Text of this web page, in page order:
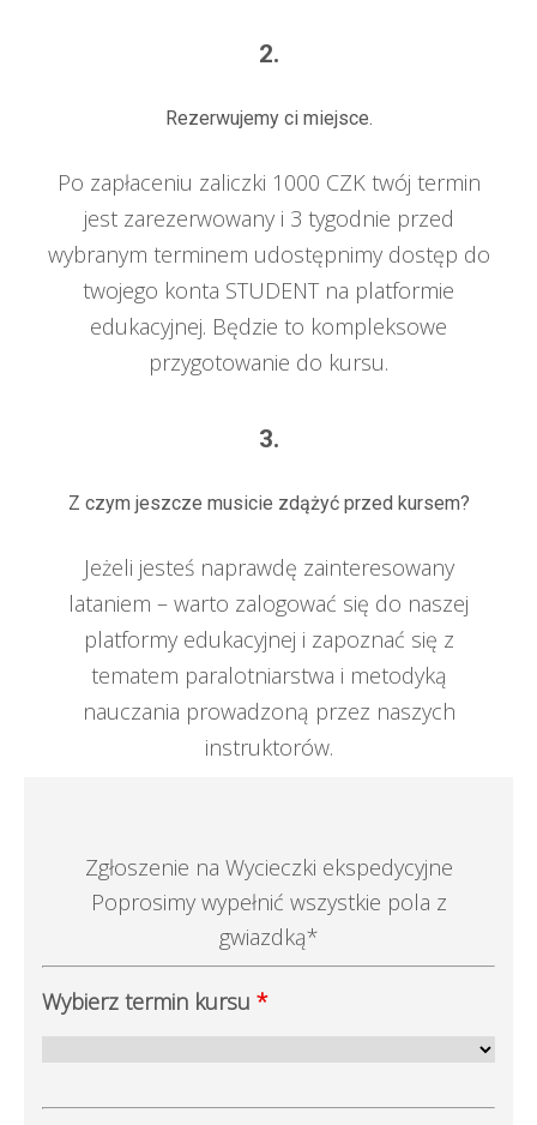
2.
Rezerwujemy ci miejsce.
Po zapłaceniu zaliczki 1000 CZK twój termin
jest zarezerwowany i 3 tygodnie przed
wybranym terminem udostępnimy dostęp do
twojego konta STUDENT na platformie
edukacyjnej. Będzie to kompleksowe
przygotowanie do kursu.
3.
Z czym jeszcze musicie zdążyć przed kursem?
Jeżeli jesteś naprawdę zainteresowany
lataniem – warto zalogować się do naszej
platformy edukacyjnej i zapoznać się z
tematem paralotniarstwa i metodyką
nauczania prowadzoną przez naszych
instruktorów.
Zgłoszenie na Wycieczki ekspedycyjne
Poprosimy wypełnić wszystkie pola z
gwiazdką*
Wybierz termin kursu *